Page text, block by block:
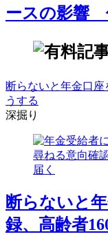
ースの影響
断らないと年金口
うする
深掘り
断らないと
録、高齢者